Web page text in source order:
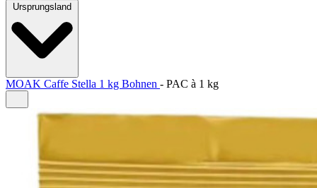
Ursprungsland
MOAK Caffe Stella 1 kg Bohnen - PAC à 1 kg